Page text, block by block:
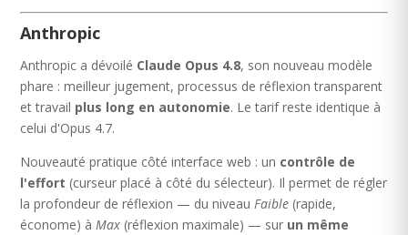
Anthropic
Anthropic a dévoilé Claude Opus 4.8, son nouveau modèle
phare : meilleur jugement, processus de réflexion transparent
et travail plus long en autonomie. Le tarif reste identique à
celui d'Opus 4.7.
Nouveauté pratique côté interface web : un contrôle de
l'effort (curseur placé à côté du sélecteur). Il permet de régler
la profondeur de réflexion — du niveauFaible (rapide,
économe) àMax (réflexion maximale) — sur un même